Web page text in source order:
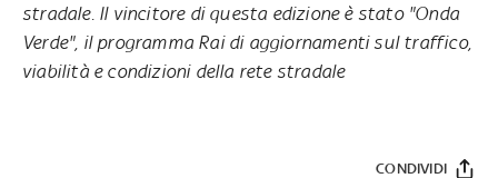
stradale. Il vincitore di questa edizione è stato "Onda
Verde", il programma Rai di aggiornamenti sul traffico,
viabilità e condizioni della rete stradale
CONDIVIDI